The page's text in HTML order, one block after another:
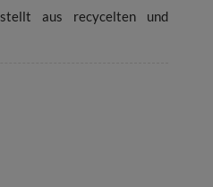
aus recycelten und